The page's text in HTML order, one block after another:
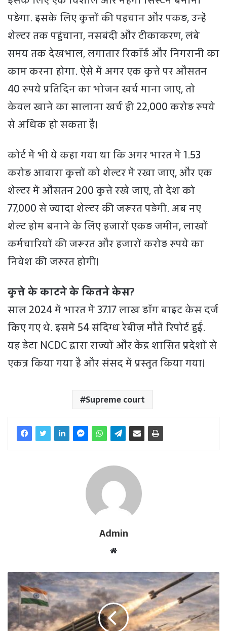
पड़ेगा. इसके लिए कुत्तों की पहचान और पकड़, उन्हें
शेल्टर तक पहुंचाना, नसबंदी और टीकाकरण, लंबे
समय तक देखभाल, लगातार रिकॉर्ड और निगरानी का
काम करना होगा. ऐसे में अगर एक कुत्ते पर औसतन
40 रुपये प्रतिदिन का भोजन खर्च माना जाए, तो
केवल खाने का सालाना खर्च ही 22,000 करोड़ रुपये
से अधिक हो सकता है।
कोर्ट में भी ये कहा गया था कि अगर भारत में 1.53
करोड़ आवारा कुत्तों को शेल्टर में रखा जाए, और एक
शेल्टर में औसतन 200 कुत्ते रखे जाएं, तो देश को
77,000 से ज्यादा शेल्टर की जरूरत पड़ेगी. अब नए
शेल्ट होम बनाने के लिए हजारों एकड़ जमीन, लाखों
कर्मचारियों की जरूरत और हजारों करोड़ रुपये का
निवेश की जरुरत होगी।
कुत्ते के काटने के कितने केस?
साल 2024 में भारत में 37.17 लाख डॉग बाइट केस दर्ज
किए गए थे. इसमें 54 संदिग्ध रेबीज़ मौतें रिपोर्ट हुईं.
यह डेटा NCDC द्वारा राज्यों और केंद्र शासित प्रदेशों से
एकत्र किया गया है और संसद में प्रस्तुत किया गया।
Supreme court
Admin
b
s
i
t
e